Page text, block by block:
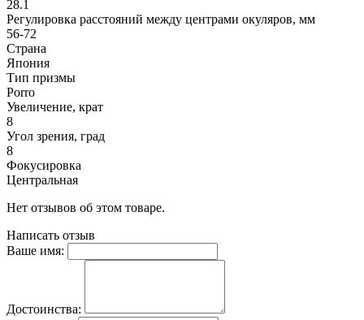
28.1
Регулировка расстояний между центрами окуляров, мм
56-72
Страна
Япония
Тип призмы
Porro
Увеличение, крат
8
Угол зрения, град
8
Фокусировка
Центральная
Нет отзывов об этом товаре.
Написать отзыв
Ваше имя:
Достоинства: